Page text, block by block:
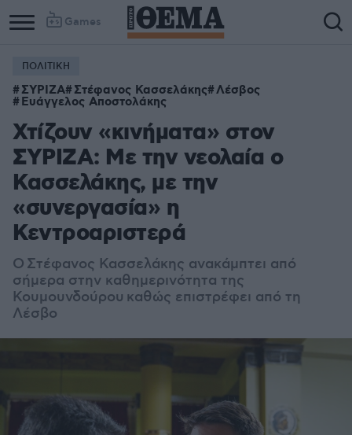
Games
ΠΟΛΙΤΙΚΗ
ΣΥΡΙΖΑ Στέφανος Κασσελάκης Λέσβος
Ευάγγελος Αποστολάκης
Χτίζουν «κινήματα» στον
ΣΥΡΙΖΑ: Με την νεολαία ο
Κασσελάκης, με την
«συνεργασία» η
Κεντροαριστερά
O Στέφανος Κασσελάκης ανακάμπτει από
σήμερα στην καθημερινότητα της
Κουμουνδούρου καθώς επιστρέφει από τη
Λέσβο